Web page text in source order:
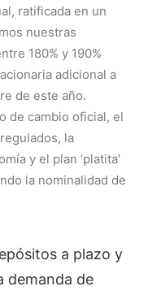
ratificada en un
nuestras
180% y 190%
adicional a
de este año.
de cambio oficial, el
la
y el plan ‘platita’
la nominalidad de
a plazo y
demanda de